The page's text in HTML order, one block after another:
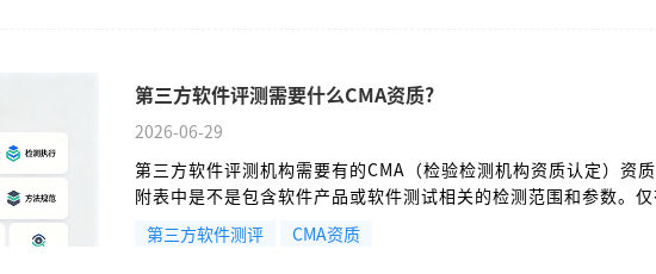
第三方软件评测需要什么CMA资质?
2026-06-29
第三方软件评测机构需要有的CMA（检验检测机构资质认定）资
附表中是不是包含软件产品或软件测试相关的检测范围和参数。
是不够的，需要看被批准的具体能力范围。
第三方软件测评 CMA资质